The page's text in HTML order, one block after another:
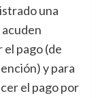
una
pago (de
y para
el pago por